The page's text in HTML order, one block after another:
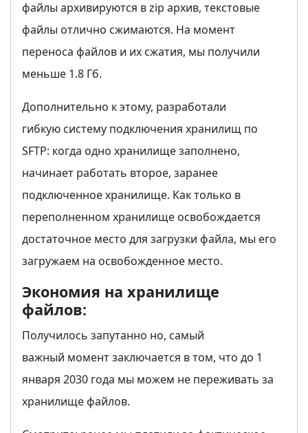
файлы архивируются в zip архив, текстовые
файлы отлично сжимаются. На момент
переноса файлов и их сжатия, мы получили
меньше 1.8 Гб.
Дополнительно к этому, разработали
гибкую систему подключения хранилищ по
SFTP: когда одно хранилище заполнено,
начинает работать второе, заранее
подключенное хранилище. Как только в
переполненном хранилище освобождается
достаточное место для загрузки файла, мы его
загружаем на освобожденное место.
Экономия на хранилище
файлов:
Получилось запутанно но, самый
важный момент заключается в том, что до 1
января 2030 года мы можем не переживать за
хранилище файлов.